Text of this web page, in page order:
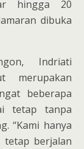
hingga 20
dibuka
Indriati
merupakan
beberapa
tetap tanpa
“Kami hanya
tetap berjalan